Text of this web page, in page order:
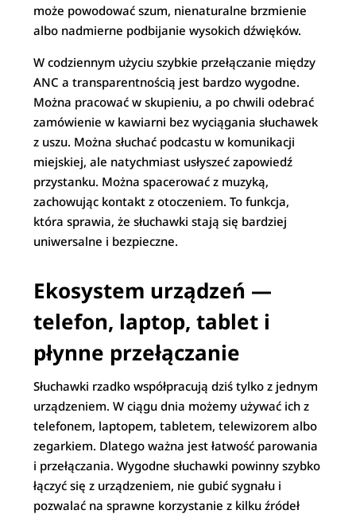
może powodować szum, nienaturalne brzmienie
albo nadmierne podbijanie wysokich dźwięków.
W codziennym użyciu szybkie przełączanie między
ANC a transparentnością jest bardzo wygodne.
Można pracować w skupieniu, a po chwili odebrać
zamówienie w kawiarni bez wyciągania słuchawek
z uszu. Można słuchać podcastu w komunikacji
miejskiej, ale natychmiast usłyszeć zapowiedź
przystanku. Można spacerować z muzyką,
zachowując kontakt z otoczeniem. To funkcja,
która sprawia, że słuchawki stają się bardziej
uniwersalne i bezpieczne.
Ekosystem urządzeń —
telefon, laptop, tablet i
płynne przełączanie
Słuchawki rzadko współpracują dziś tylko z jednym
urządzeniem. W ciągu dnia możemy używać ich z
telefonem, laptopem, tabletem, telewizorem albo
zegarkiem. Dlatego ważna jest łatwość parowania
i przełączania. Wygodne słuchawki powinny szybko
łączyć się z urządzeniem, nie gubić sygnału i
pozwalać na sprawne korzystanie z kilku źródeł